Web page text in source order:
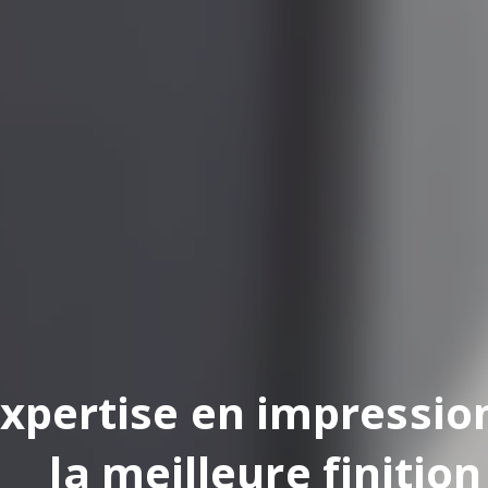
en
la meilleure finition